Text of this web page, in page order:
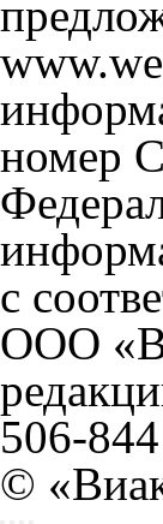
номер
с
ООО
506-844
©